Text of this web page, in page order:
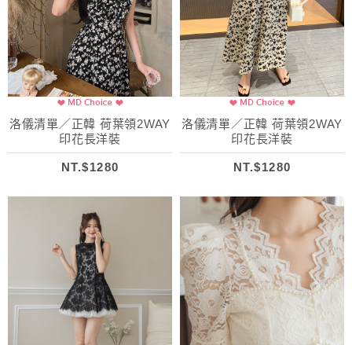
洛儀清單／正韓 荷葉領2WAY
印花長洋裝
NT.$1280
洛儀清單／正韓 荷葉領2WAY
印花長洋裝
NT.$1280